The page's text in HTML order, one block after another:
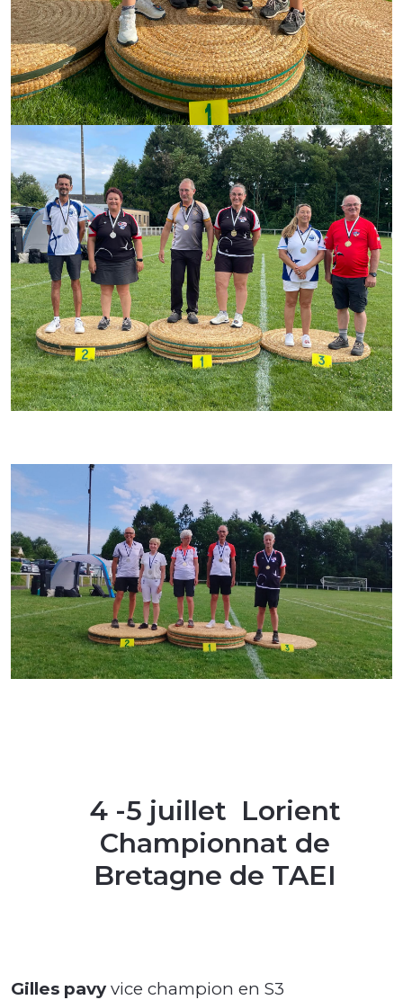
4 -5 juillet Lorient
Championnat de
Bretagne de TAEI
Gilles pavyvice champion en S3